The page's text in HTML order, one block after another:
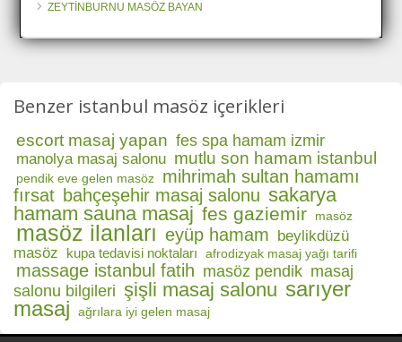
ZEYTİNBURNU MASÖZ BAYAN
Benzer istanbul masöz içerikleri
escort masaj yapan fes spa hamam izmir
manolya masaj salonu mutlu son hamam istanbul
pendik eve gelen masöz
mihrimah sultan hamamı
fırsat bahçeşehir masaj salonu sakarya
hamam sauna masaj fes gaziemir masöz
masöz ilanları eyüp hamam beylikdüzü
masöz
kupa tedavisi noktaları afrodizyak masaj yağı tarifi
massage istanbul fatih masöz pendik masaj
salonu bilgileri şişli masaj salonu sarıyer
masaj
ağrılara iyi gelen masaj